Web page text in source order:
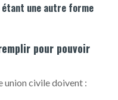
une autre forme
pour pouvoir
union civile doivent :